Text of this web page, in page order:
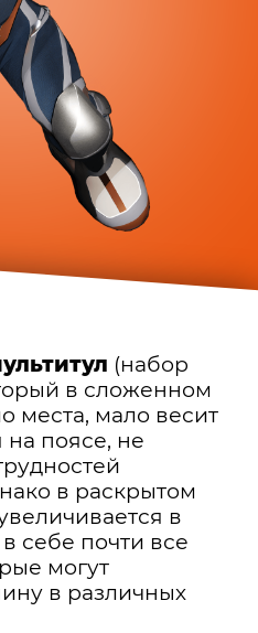
(набор
в сложенном
места, мало весит
на поясе, не
в раскрытом
в
себе почти все
могут
в различных